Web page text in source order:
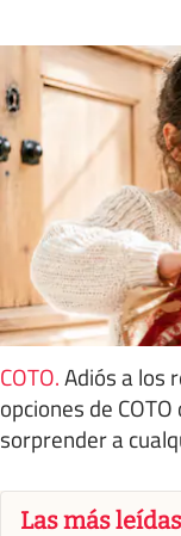
COTO.Adiós a los
opciones de
sorprender a
Las más leídas